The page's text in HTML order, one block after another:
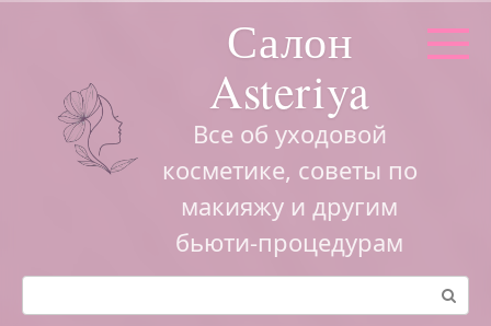
Салон
Asteriya
Все об уходовой
косметике, советы по
макияжу и другим
бьюти-процедурам
Поиск: